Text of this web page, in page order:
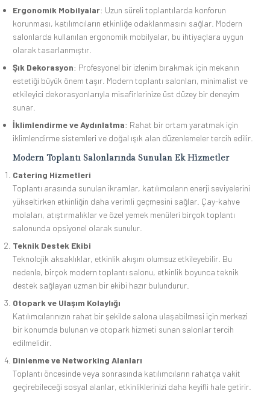
Ergonomik Mobilyalar: Uzun süreli toplantılarda konforun
korunması, katılımcıların etkinliğe odaklanmasını sağlar. Modern
salonlarda kullanılan ergonomik mobilyalar, bu ihtiyaçlara uygun
olarak tasarlanmıştır.
Şık Dekorasyon: Profesyonel bir izlenim bırakmak için mekanın
estetiği büyük önem taşır. Modern toplantı salonları, minimalist ve
etkileyici dekorasyonlarıyla misafirlerinize üst düzey bir deneyim
sunar.
İklimlendirme ve Aydınlatma: Rahat bir ortam yaratmak için
iklimlendirme sistemleri ve doğal ışık alan düzenlemeler tercih edilir.
Modern Toplantı Salonlarında Sunulan Ek Hizmetler
Catering Hizmetleri
Toplantı arasında sunulan ikramlar, katılımcıların enerji seviyelerini
yükseltirken etkinliğin daha verimli geçmesini sağlar. Çay-kahve
molaları, atıştırmalıklar ve özel yemek menüleri birçok toplantı
salonunda opsiyonel olarak sunulur.
Teknik Destek Ekibi
Teknolojik aksaklıklar, etkinlik akışını olumsuz etkileyebilir. Bu
nedenle, birçok modern toplantı salonu, etkinlik boyunca teknik
destek sağlayan uzman bir ekibi hazır bulundurur.
Otopark ve Ulaşım Kolaylığı
Katılımcılarınızın rahat bir şekilde salona ulaşabilmesi için merkezi
bir konumda bulunan ve otopark hizmeti sunan salonlar tercih
edilmelidir.
Dinlenme ve Networking Alanları
Toplantı öncesinde veya sonrasında katılımcıların rahatça vakit
geçirebileceği sosyal alanlar, etkinliklerinizi daha keyifli hale getirir.